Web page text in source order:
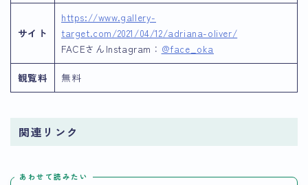
サイト
https://www.gallery-
target.com/2021/04/12/adriana-oliver/
FACEさんInstagram： @face_oka
観覧料 無料
関連リンク
あわせて読みたい